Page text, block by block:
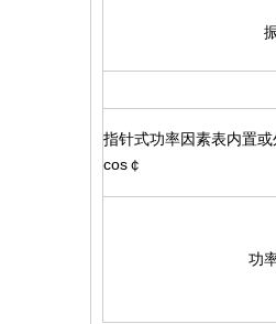
指针式功率因素表内置
cos￠
功